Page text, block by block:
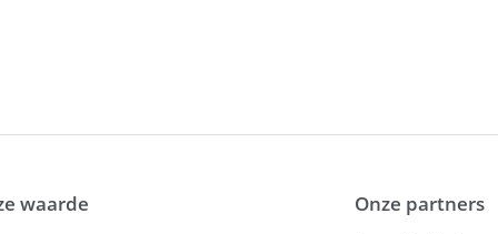
waarde Onze partners